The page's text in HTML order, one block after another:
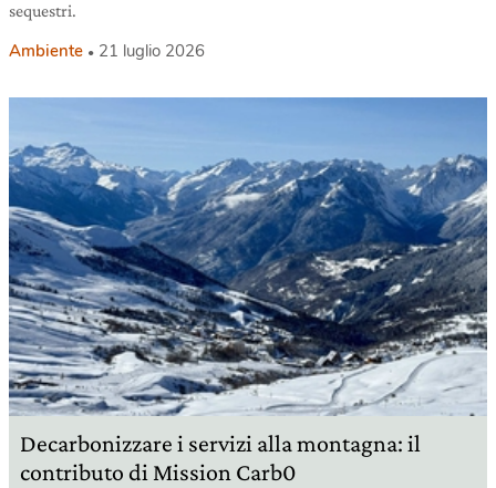
sequestri.
Ambiente 21 luglio 2026
Decarbonizzare i servizi alla montagna: il
contributo di Mission Carb0